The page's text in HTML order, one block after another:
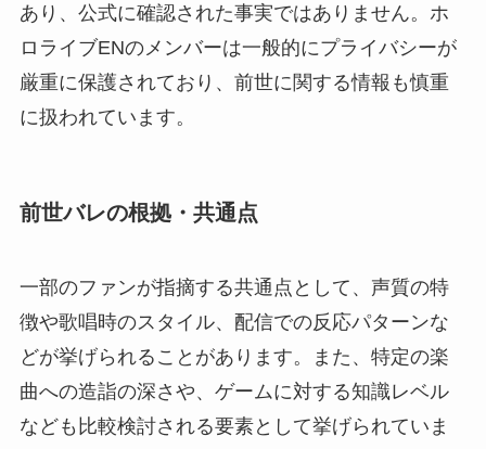
あり、公式に確認された事実ではありません。ホ
ロライブENのメンバーは一般的にプライバシーが
厳重に保護されており、前世に関する情報も慎重
に扱われています。
前世バレの根拠・共通点
一部のファンが指摘する共通点として、声質の特
徴や歌唱時のスタイル、配信での反応パターンな
どが挙げられることがあります。また、特定の楽
曲への造詣の深さや、ゲームに対する知識レベル
なども比較検討される要素として挙げられていま